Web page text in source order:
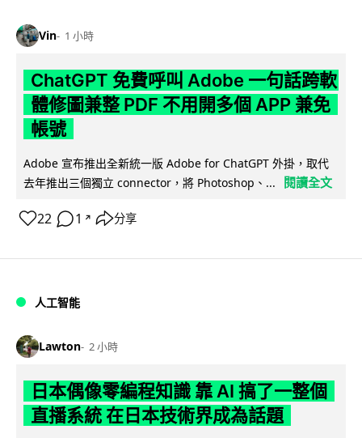
Vin 1 小時
ChatGPT 免費呼叫 Adobe 一句話跨軟
體修圖兼整 PDF 不用開多個 APP 兼免
帳號
Adobe 宣布推出全新統一版 Adobe for ChatGPT 外掛，取代
去年推出三個獨立 connector，將 Photoshop、...
閱讀全文
22 1 ↗ 分享
人工智能
Lawton 2 小時
日本偶像零編程知識 靠 AI 搞了一整個
直播系統 在日本技術界成為話題